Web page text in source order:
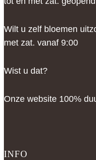
Wilt u zelf bloemen
met zat. vanaf 9:00
Wist u dat?
Onze website 100%
INFO